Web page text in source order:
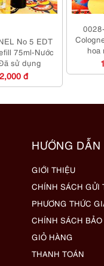
No 5 EDT
75ml-Nước
sử dụng
đ
hoa
HƯỚNG DẪN
GIỚI THIỆU
CHÍNH SÁCH GỬI
PHƯƠNG THỨC
CHÍNH SÁCH BẢO
GIỎ HÀNG
THANH TOÁN